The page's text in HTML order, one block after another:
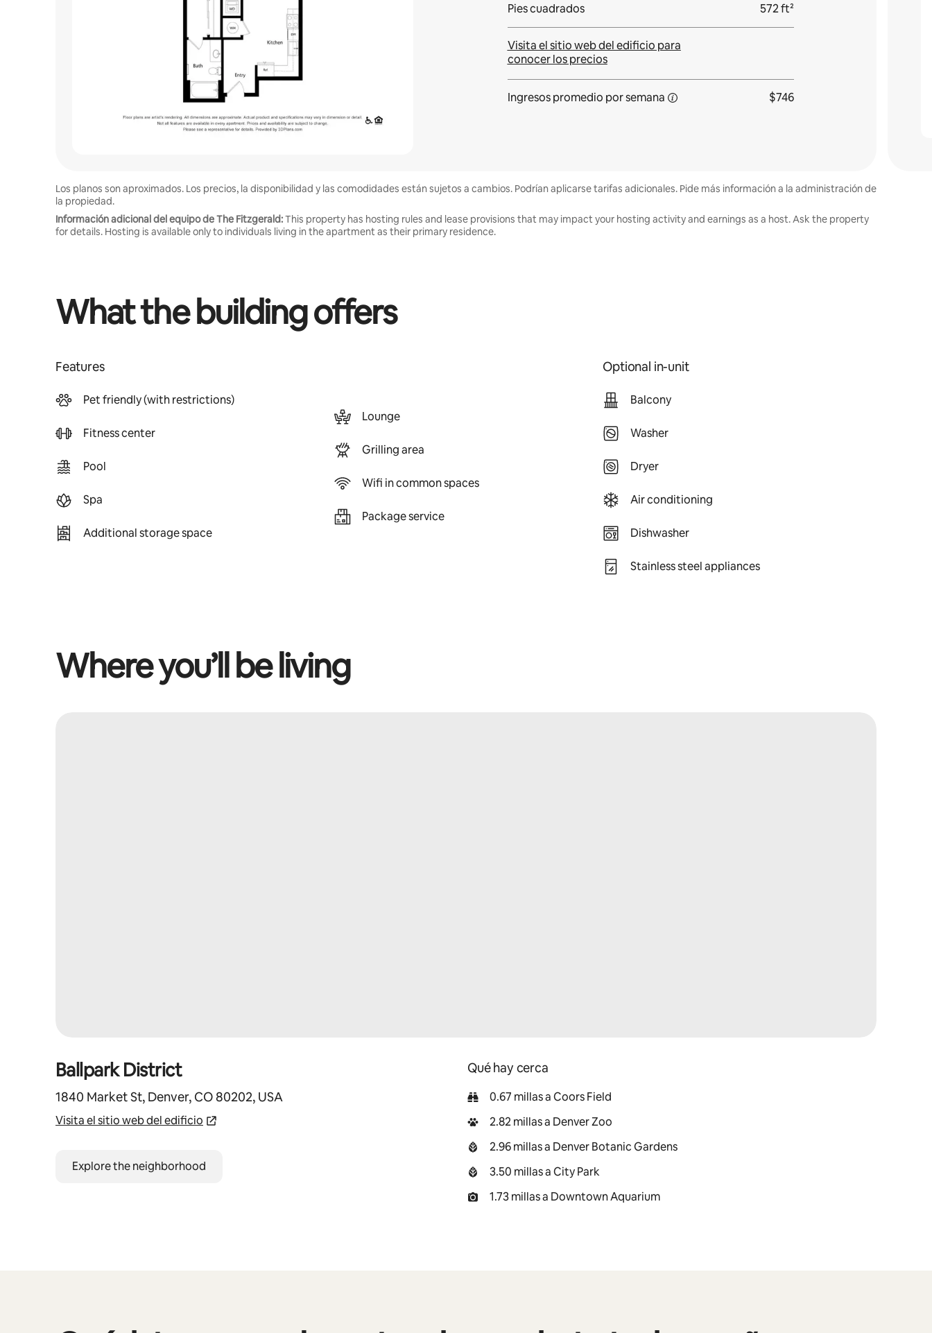
Pies cuadrados 572 ft²
Visita el sitio web del edificio para
conocer los precios
Ingresos promedio por semana $746
Los planos son aproximados. Los precios, la disponibilidad y las comodidades están sujetos a cambios. Podrían aplicarse tarifas adicionales. Pide más información a la administración de
la propiedad.
Información adicional del equipo de The Fitzgerald:This property has hosting rules and lease provisions that may impact your hosting activity and earnings as a host. Ask the property
for details. Hosting is available only to individuals living in the apartment as their primary residence.
What the building offers
Features
Pet friendly (with restrictions)
Fitness center
Pool
Spa
Additional storage space
Lounge
Grilling area
Wifi in common spaces
Package service
Optional in-unit
Balcony
Washer
Dryer
Air conditioning
Dishwasher
Stainless steel appliances
Where you’ll be living
Ballpark District
1840 Market St, Denver, CO 80202, USA
Visita el sitio web del edificio
Explore the neighborhood
Qué hay cerca
0.67 millas a Coors Field
2.82 millas a Denver Zoo
2.96 millas a Denver Botanic Gardens
3.50 millas a City Park
1.73 millas a Downtown Aquarium